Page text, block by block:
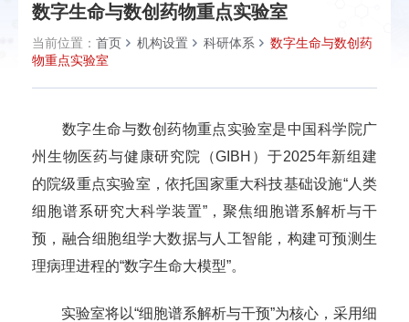
数字生命与数创药物重点实验室
当前位置： 首页 机构设置 科研体系
数字生命与数创药
物重点实验室
数字生命与数创药物重点实验室是中国科学院广
州生物医药与健康研究院（GIBH）于2025年新组建
的院级重点实验室，依托国家重大科技基础设施“人类
细胞谱系研究大科学装置”，聚焦细胞谱系解析与干
预，融合细胞组学大数据与人工智能，构建可预测生
理病理进程的“数字生命大模型”。
实验室将以“细胞谱系解析与干预”为核心，采用细